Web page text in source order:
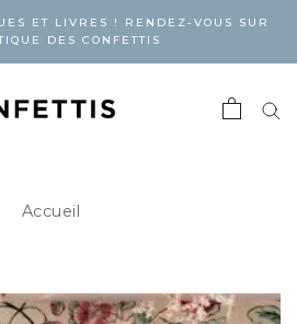
ET LIVRES ! RENDEZ-VOUS SUR
DES CONFETTIS
Accueil